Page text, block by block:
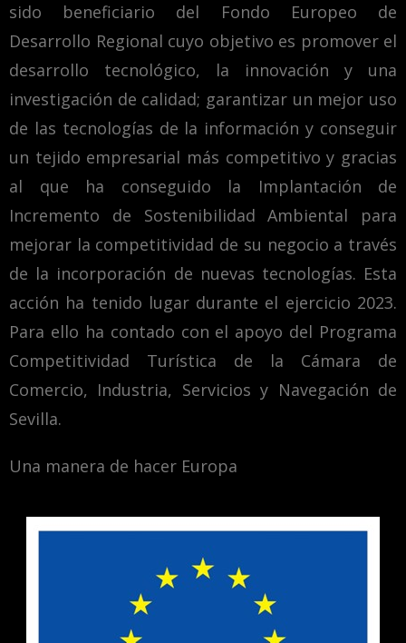
sido beneficiario del Fondo Europeo de
Desarrollo Regional cuyo objetivo es promover el
desarrollo tecnológico, la innovación y una
investigación de calidad; garantizar un mejor uso
de las tecnologías de la información y conseguir
un tejido empresarial más competitivo y gracias
al que ha conseguido la Implantación de
Incremento de Sostenibilidad Ambiental para
mejorar la competitividad de su negocio a través
de la incorporación de nuevas tecnologías. Esta
acción ha tenido lugar durante el ejercicio 2023.
Para ello ha contado con el apoyo del Programa
Competitividad Turística de la Cámara de
Comercio, Industria, Servicios y Navegación de
Sevilla.
Una manera de hacer Europa